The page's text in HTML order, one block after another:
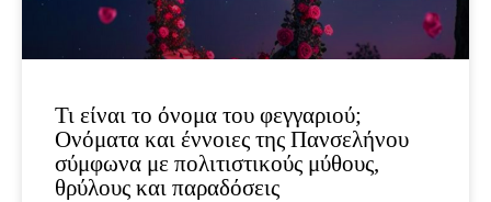
Τι είναι το όνομα του φεγγαριού;
Ονόματα και έννοιες της Πανσελήνου
σύμφωνα με πολιτιστικούς μύθους,
θρύλους και παραδόσεις